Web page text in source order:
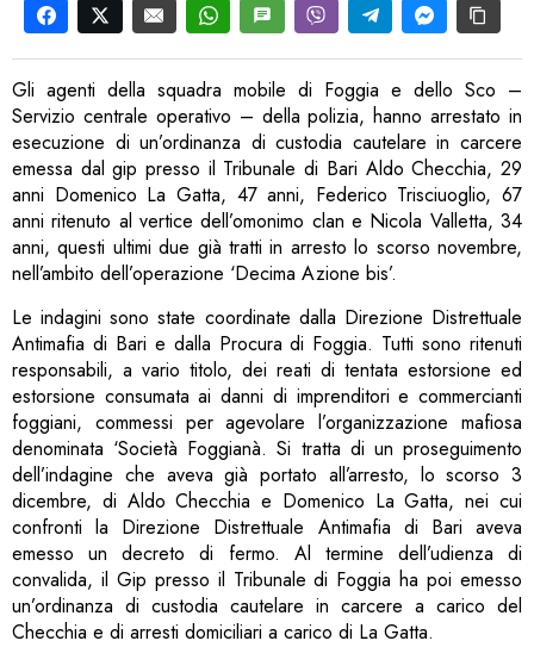
Gli agenti della squadra mobile di Foggia e dello Sco –
Servizio centrale operativo – della polizia, hanno arrestato in
esecuzione di un’ordinanza di custodia cautelare in carcere
emessa dal gip presso il Tribunale di Bari Aldo Checchia, 29
anni Domenico La Gatta, 47 anni, Federico Trisciuoglio, 67
anni ritenuto al vertice dell’omonimo clan e Nicola Valletta, 34
anni, questi ultimi due già tratti in arresto lo scorso novembre,
nell’ambito dell’operazione ‘Decima Azione bis’.
Le indagini sono state coordinate dalla Direzione Distrettuale
Antimafia di Bari e dalla Procura di Foggia. Tutti sono ritenuti
responsabili, a vario titolo, dei reati di tentata estorsione ed
estorsione consumata ai danni di imprenditori e commercianti
foggiani, commessi per agevolare l’organizzazione mafiosa
denominata ‘Società Foggianà. Si tratta di un proseguimento
dell’indagine che aveva già portato all’arresto, lo scorso 3
dicembre, di Aldo Checchia e Domenico La Gatta, nei cui
confronti la Direzione Distrettuale Antimafia di Bari aveva
emesso un decreto di fermo. Al termine dell’udienza di
convalida, il Gip presso il Tribunale di Foggia ha poi emesso
un’ordinanza di custodia cautelare in carcere a carico del
Checchia e di arresti domiciliari a carico di La Gatta.